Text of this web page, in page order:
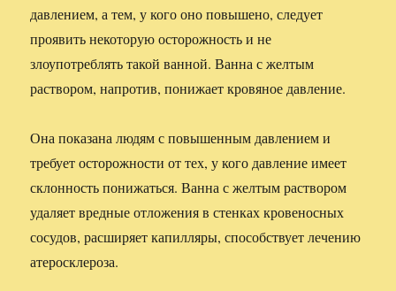
давлением, а тем, у кого оно повышено, следует
проявить некоторую осторожность и не
злоупотреблять такой ванной. Ванна с желтым
раствором, напротив, понижает кровяное давление.
Она показана людям с повышенным давлением и
требует осторожности от тех, у кого давление имеет
склонность понижаться. Ванна с желтым раствором
удаляет вредные отложения в стенках кровеносных
сосудов, расширяет капилляры, способствует лечению
атеросклероза.